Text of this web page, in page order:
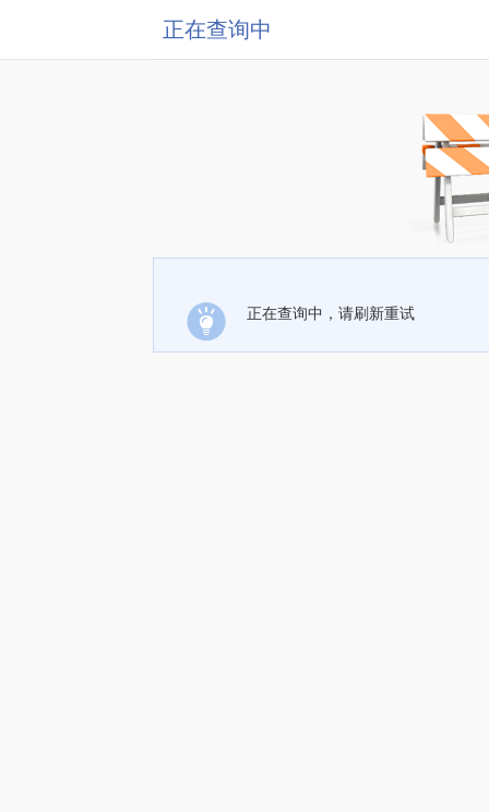
正在查询中
正在查询中，请刷新重试